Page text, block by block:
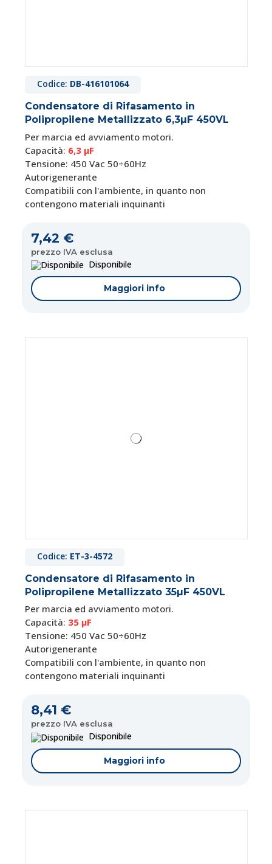
Codice: DB-416101064
Condensatore di Rifasamento in
Polipropilene Metallizzato 6,3µF 450VL
Per marcia ed avviamento motori.
Capacità: 6,3 μF
Tensione: 450 Vac 50÷60Hz
Autorigenerante
Compatibili con l'ambiente, in quanto non
contengono materiali inquinanti
7,42 €
prezzo IVA esclusa
Disponibile
Maggiori info
Codice: ET-3-4572
Condensatore di Rifasamento in
Polipropilene Metallizzato 35µF 450VL
Per marcia ed avviamento motori.
Capacità: 35 μF
Tensione: 450 Vac 50÷60Hz
Autorigenerante
Compatibili con l'ambiente, in quanto non
contengono materiali inquinanti
8,41 €
prezzo IVA esclusa
Disponibile
Maggiori info